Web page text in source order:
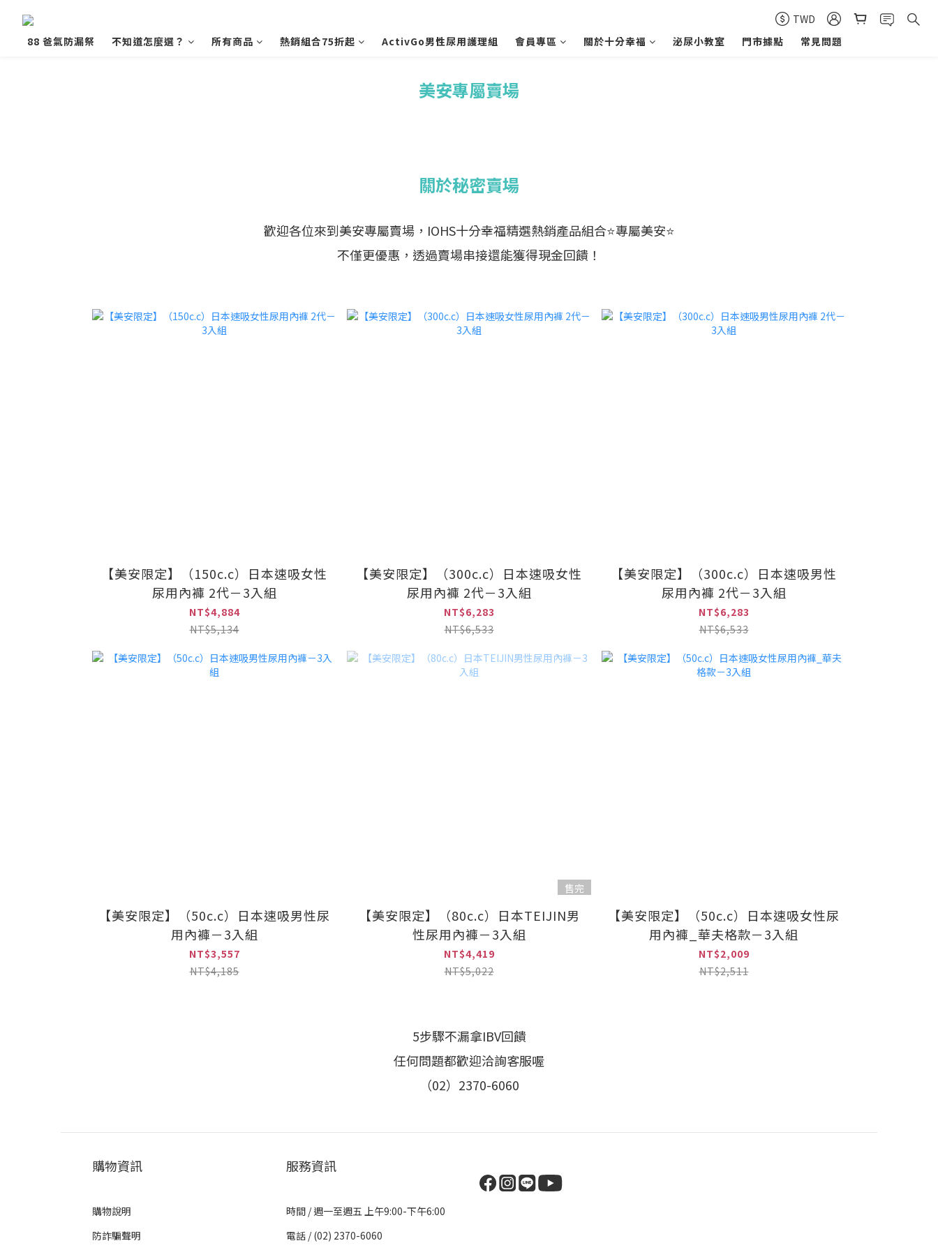
TWD
88 爸氣防漏祭
不知道怎麼選？ 所有商品 熱銷組合75折起 ActivGo男性尿用護理組 會員專區 關於十分幸福 泌尿小教室 門市據點 常見問題
美安專屬賣場
關於秘密賣場
歡迎各位來到美安專屬賣場，IOHS十分幸福精選熱銷產品組合⭐專屬美安⭐
不僅更優惠，透過賣場串接還能獲得現金回饋！
【美安限定】（150c.c）日本速吸女性
尿用內褲 2代－3入組
NT$4,884
NT$5,134
【美安限定】（300c.c）日本速吸女性
尿用內褲 2代－3入組
NT$6,283
NT$6,533
【美安限定】（300c.c）日本速吸男性
尿用內褲 2代－3入組
NT$6,283
NT$6,533
【美安限定】（50c.c）日本速吸男性尿
用內褲－3入組
NT$3,557
NT$4,185
售完
【美安限定】（80c.c）日本TEIJIN男
性尿用內褲－3入組
NT$4,419
NT$5,022
【美安限定】（50c.c）日本速吸女性尿
用內褲_華夫格款－3入組
NT$2,009
NT$2,511
5步驟不漏拿IBV回饋
任何問題都歡迎洽詢客服喔
（02）2370-6060
購物資訊
購物說明
防詐騙聲明
服務資訊
時間 / 週一至週五 上午9:00-下午6:00
電話 / (02) 2370-6060